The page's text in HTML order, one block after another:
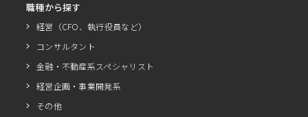
職種から探す
経営（CFO、執行役員など）
コンサルタント
金融・不動産系スペシャリスト
経営企画・事業開発系
その他